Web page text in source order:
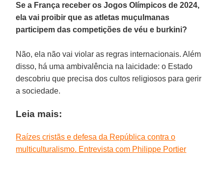
Se a França receber os Jogos Olímpicos de 2024,
ela vai proibir que as atletas muçulmanas
participem das competições de véu e burkini?
Não, ela não vai violar as regras internacionais. Além
disso, há uma ambivalência na laicidade: o Estado
descobriu que precisa dos cultos religiosos para gerir
a sociedade.
Leia mais:
Raízes cristãs e defesa da República contra o
multiculturalismo. Entrevista com Philippe Portier